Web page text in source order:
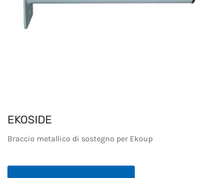
EKOSIDE
Braccio metallico di sostegno per Ekoup